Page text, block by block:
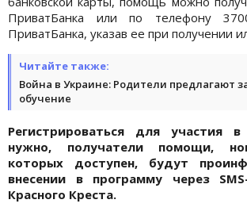
ПриватБанка или по телефону
ПриватБанка, указав ее при получении
Читайте также:
Война в Украине: Родители предлагают
обучение
Регистрироваться для участия
нужно, получатели помощи,
которых доступен, будут
внесении в программу через
Красного Креста.